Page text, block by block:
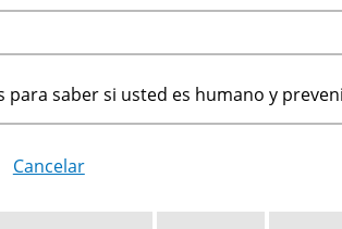
para saber si usted es humano y
Cancelar